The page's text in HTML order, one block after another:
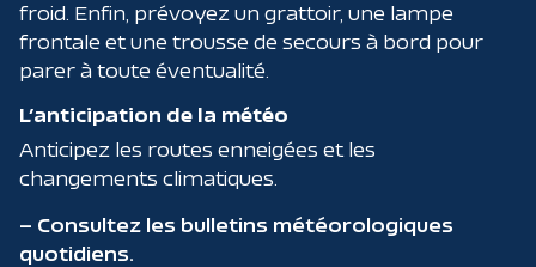
froid. Enfin, prévoyez un grattoir, une lampe
frontale et une trousse de secours à bord pour
parer à toute éventualité.
L’anticipation de la météo
Anticipez les routes enneigées et les
changements climatiques.
– Consultez les bulletins météorologiques
quotidiens.